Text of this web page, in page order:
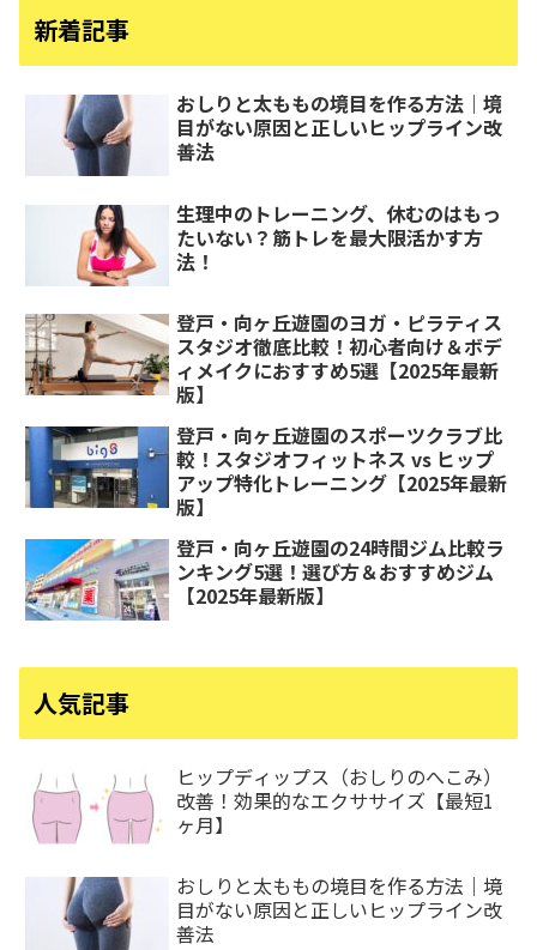
新着記事
おしりと太ももの境目を作る方法｜境
目がない原因と正しいヒップライン改
善法
生理中のトレーニング、休むのはもっ
たいない？筋トレを最大限活かす方
法！
登戸・向ヶ丘遊園のヨガ・ピラティス
スタジオ徹底比較！初心者向け＆ボデ
ィメイクにおすすめ5選【2025年最新
版】
登戸・向ヶ丘遊園のスポーツクラブ比
較！スタジオフィットネス vs ヒップ
アップ特化トレーニング【2025年最新
版】
登戸・向ヶ丘遊園の24時間ジム比較ラ
ンキング5選！選び方＆おすすめジム
【2025年最新版】
人気記事
ヒップディップス（おしりのへこみ）
改善！効果的なエクササイズ【最短1
ヶ月】
おしりと太ももの境目を作る方法｜境
目がない原因と正しいヒップライン改
善法